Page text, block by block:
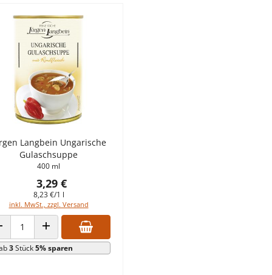
Langbein Ungarische
Gulaschsuppe
400 ml
3,29 €
8,23 €/1 l
inkl. MwSt., zzgl. Versand
VERRINGERN
ANZAHL ERHÖHEN
3Stück5% sparen